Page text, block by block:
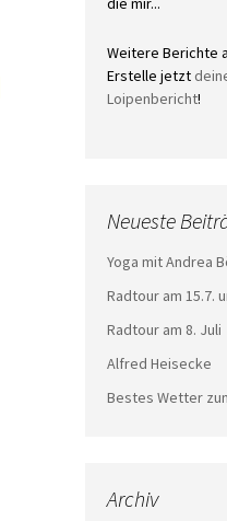
Weitere Berichte
Erstelle jetzt
Loipenbericht!
Neueste
Yoga mit Andrea
Radtour am 15.7.
Radtour am 8. Juli
Alfred Heisecke
Bestes Wetter
Archiv